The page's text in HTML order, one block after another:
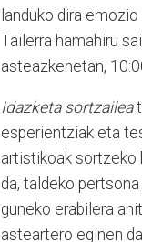
landuko dira
Tailerra hamahiru
asteazkenetan,
Idazketa sortzailea
esperientziak eta
artistikoak sortzeko
da, taldeko
guneko erabilera
asteartero eginen